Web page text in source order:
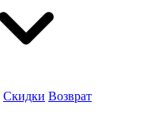
Скидки Возврат